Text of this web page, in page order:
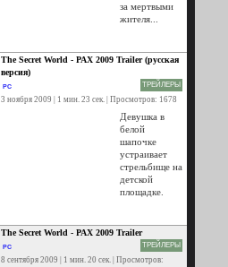
за мертвыми
жителя...
The Secret World - PAX 2009 Trailer (русская
версия)
PC ТРЕЙЛЕРЫ
3 ноября 2009 | 1 мин. 23 сек. | Просмотров: 1678
Девушка в
белой
шапочке
устраивает
стрельбище на
детской
площадке.
The Secret World - PAX 2009 Trailer
PC ТРЕЙЛЕРЫ
8 сентября 2009 | 1 мин. 20 сек. | Просмотров: